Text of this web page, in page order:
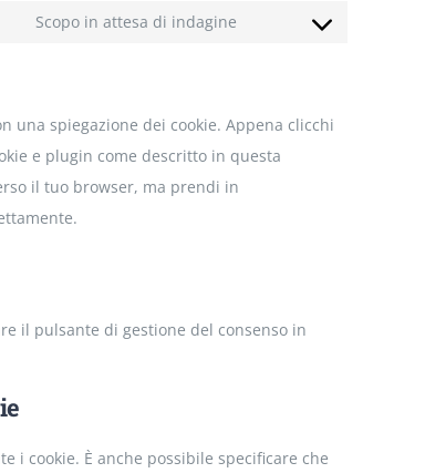
litespeed
Scopo in attesa di indagine
varie
una spiegazione dei cookie. Appena clicchi
e plugin come descritto in questa
il tuo browser, ma prendi in
il pulsante di gestione del consenso in
i cookie. È anche possibile specificare che